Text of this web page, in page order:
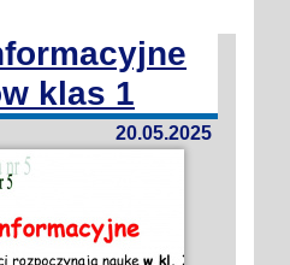
klas 1
20.05.2025